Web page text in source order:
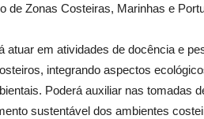
de Zonas Costeiras, Marinhas e
atuar em atividades de docência e
integrando aspectos
Poderá auxiliar nas tomadas
sustentável dos ambientes